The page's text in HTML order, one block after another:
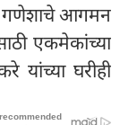
गणेशाचे आगमन
एकमेकांच्या
घरीही